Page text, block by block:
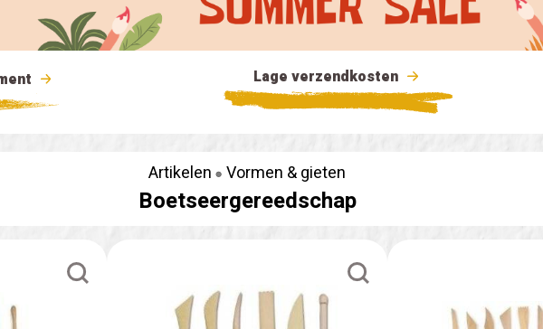
Lage verzendkosten
Artikelen Vormen & gieten
Boetseergereedschap